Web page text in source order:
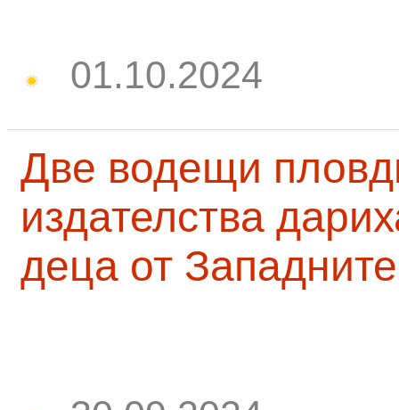
01.10.2024
Две водещи
издателства
деца от